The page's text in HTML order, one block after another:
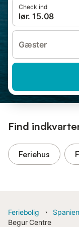
Check ind
lør. 15.08
Gæster
Find
Feriehus
Feriebolig Spanien
Begur Centre